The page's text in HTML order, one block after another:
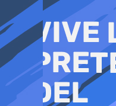
al
contenido